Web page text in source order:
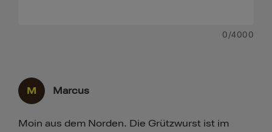
0 /4000
M Marcus
Moin aus dem Norden. Die Grützwurst ist im